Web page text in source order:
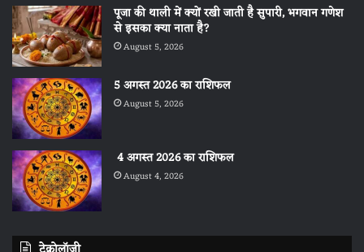
पूजा की थाली में क्यों रखी जाती है सुपारी, भगवान गणेश
से इसका क्या नाता है?
August 5, 2026
5 अगस्त 2026 का राशिफल
August 5, 2026
4 अगस्त 2026 का राशिफल
August 4, 2026